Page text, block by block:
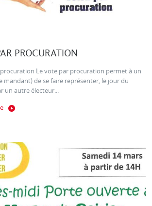
PROCURATION
Le vote par procuration permet à un
mandant) de se faire représenter, le jour du
un autre électeur...